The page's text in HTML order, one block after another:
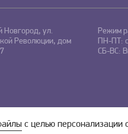
Новгород, ул.
Революции, дом
Режим
ПН-ПТ:
СБ-ВС:
на обработку
с целью персонализации